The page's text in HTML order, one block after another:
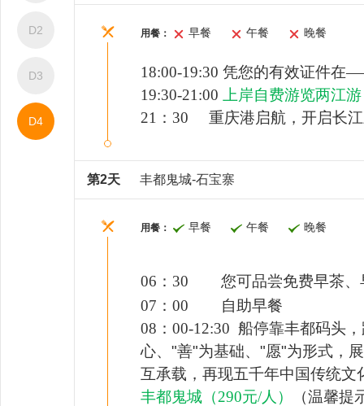
按摩室
D2
D3
D4
用餐： 早餐 午餐 晚餐
18:00-19:30 凭您的有效证件在
19:30-21:00
上岸自费游览两江
21： 30 重庆港启航，开启长
第2天 丰都鬼城-石宝寨
用餐： 早餐 午餐 晚餐
06：30
您可品尝免费早茶
07：00
自助早餐
08： 00-12:30 船停靠丰都码头
心、 "善"为基础、 "愿"为形式，
互承载，再现五千年中国传统
丰都鬼城 （290元/人）
（温馨